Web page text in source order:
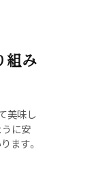
組み
美味し
に安
ます。